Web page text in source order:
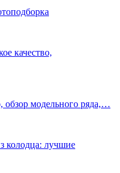
качество,
модельного ряда,…
колодца: лучшие